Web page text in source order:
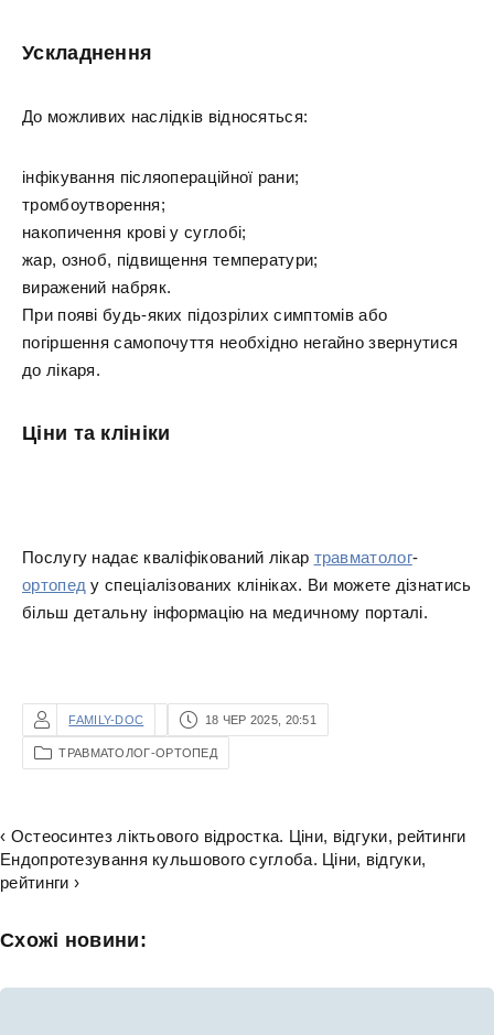
Ускладнення
До можливих наслідків відносяться:
інфікування післяопераційної рани;
тромбоутворення;
накопичення крові у суглобі;
жар, озноб, підвищення температури;
виражений набряк.
При появі будь-яких підозрілих симптомів або
погіршення самопочуття необхідно негайно звернутися
до лікаря.
Ціни та клініки
Послугу надає кваліфікований лікар травматолог-
ортопед у спеціалізованих клініках. Ви можете дізнатись
більш детальну інформацію на медичному порталі.
FAMILY-DOC 18 ЧЕР 2025, 20:51
ТРАВМАТОЛОГ-ОРТОПЕД
‹ Остеосинтез ліктьового відростка. Ціни, відгуки, рейтинги
Ендопротезування кульшового суглоба. Ціни, відгуки,
рейтинги ›
Схожі новини: